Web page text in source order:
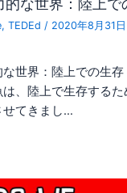
,TEDEd / 2020年8月31
世界：陸上での生
、陸上で生存するた
せてきまし…